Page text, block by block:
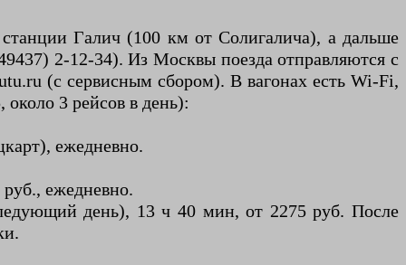
станции Галич (100 км от Солигалича), а дальше
2-12-34). Из Москвы поезда отправляются с
(с сервисным сбором). В вагонах есть Wi-Fi,
3 рейсов в день):
ежедневно.
ежедневно.
день), 13 ч 40 мин, от 2275 руб. После